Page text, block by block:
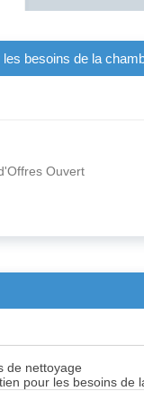
besoins de la
Ouvert
de nettoyage
pour les besoins de